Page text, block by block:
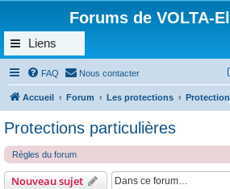
Forums de VOLTA-
Liens
FAQ Nous contacter
Accueil Forum Les protections
Protections particulières
Règles du forum
Nouveau sujet